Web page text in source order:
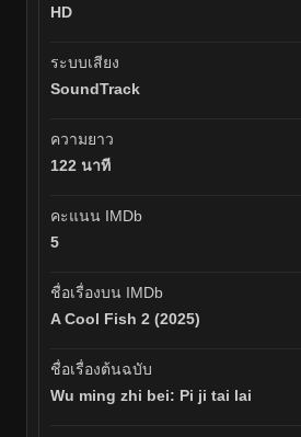
HD
ระบบเสียง
SoundTrack
ความยาว
122 นาที
คะแนน IMDb
5
ชื่อเรื่องบน IMDb
A Cool Fish 2 (2025)
ชื่อเรื่องต้นฉบับ
Wu ming zhi bei: Pi ji tai lai